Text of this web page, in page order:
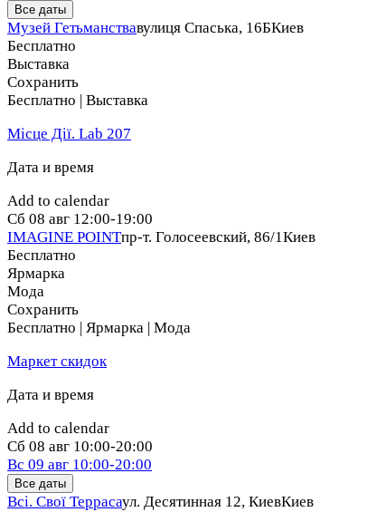
Все даты
Музей Гетьманствавулиця Спаська, 16БКиев
Бесплатно
Выставка
Сохранить
Бесплатно | Выставка
Місце Дії. Lab 207
Дата и время
Add to calendar
Сб 08 авг 12:00-19:00
IMAGINE POINTпр-т. Голосеевский, 86/1Киев
Бесплатно
Ярмарка
Мода
Сохранить
Бесплатно | Ярмарка | Мода
Маркет скидок
Дата и время
Add to calendar
Сб 08 авг 10:00-20:00
Вс 09 авг 10:00-20:00
Все даты
Всі. Свої Террасаул. Десятинная 12, КиевКиев